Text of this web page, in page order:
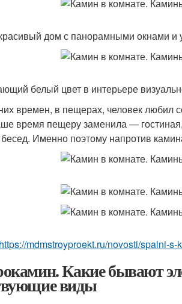
дом с панорамными окнами и
белый цвет в интерьере
времен, в пещерах, человек любил
время пещеру заменила —
Именно поэтому напротив
https://mdmstroyproekt.ru/novosti/spalni-
Какие бывают
виды